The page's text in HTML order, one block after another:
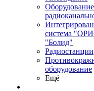
Оборудование
система
"Болид"
Радиостанции
оборудование
Ещё